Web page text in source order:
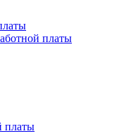
платы
платы